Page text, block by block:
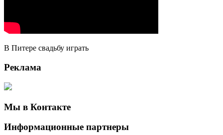
В Питере свадьбу играть
Реклама
Мы в Контакте
Информационные партнеры